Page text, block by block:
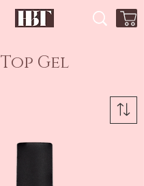
Top Gel